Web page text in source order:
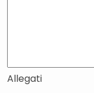
Allegati